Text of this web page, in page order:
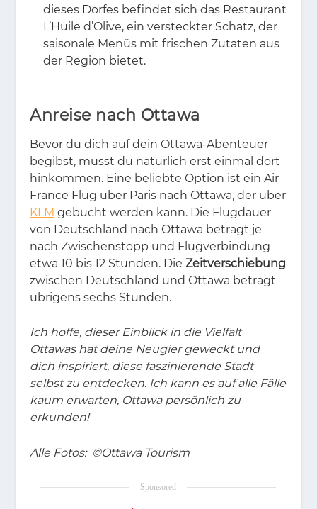
dieses Dorfes befindet sich das Restaurant
L’Huile d’Olive, ein versteckter Schatz, der
saisonale Menüs mit frischen Zutaten aus
der Region bietet.
Anreise nach Ottawa
Be­vor du dich auf dein Ot­ta­wa-Aben­teu­er
be­gibst, musst du na­tür­lich erst ein­mal dort
hin­kom­men. Eine be­lieb­te Op­ti­on ist ein Air
Fran­ce Flug über Pa­ris nach Ot­ta­wa, der über
KLM ge­bucht wer­den kann. Die Flug­dau­er
von Deutsch­land nach Ot­ta­wa be­trägt je
nach Zwi­schen­stopp und Flug­ver­bin­dung
etwa 10 bis 12 Stun­den. DieZeitverschiebung
zwi­schen Deutsch­land und Ot­ta­wa be­trägt
üb­ri­gens sechs Stun­den.
Ich hoffe, dieser Einblick in die Vielfalt
Ottawas hat deine Neugier geweckt und
dich inspiriert, diese faszinierende Stadt
selbst zu entdecken. Ich kann es auf alle Fälle
kaum erwarten, Ottawa persönlich zu
erkunden!
Alle Fotos: ©Ottawa Tourism